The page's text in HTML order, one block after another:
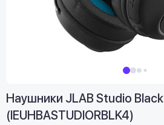
Наушники JLAB Studio Black
(IEUHBASTUDIORBLK4)